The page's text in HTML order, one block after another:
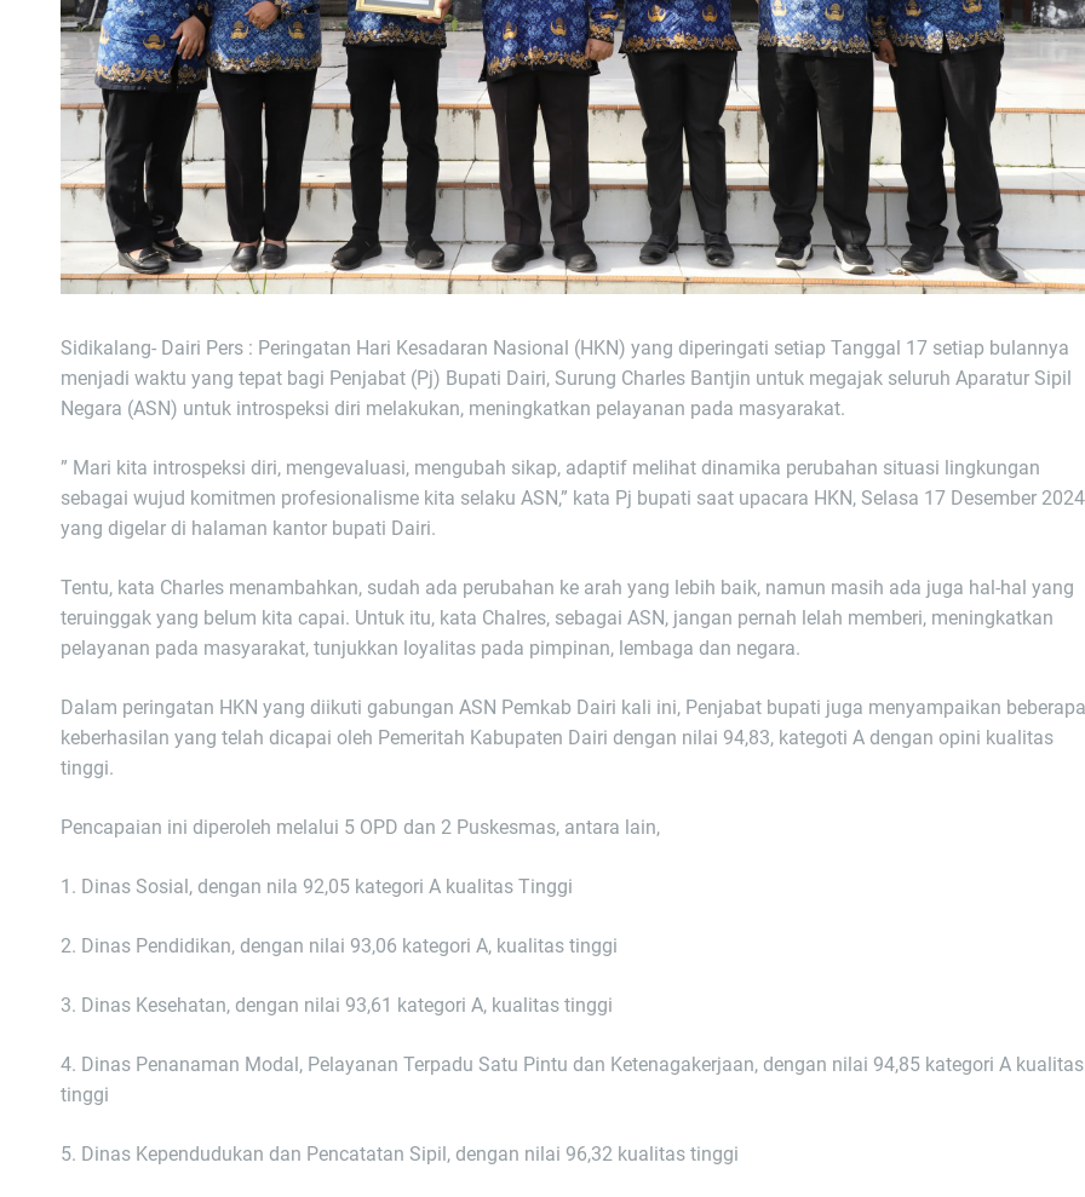
Sidikalang- Dairi Pers : Peringatan Hari Kesadaran Nasional (HKN) yang diperingati setiap Tanggal 17 setiap bulannya
menjadi waktu yang tepat bagi Penjabat (Pj) Bupati Dairi, Surung Charles Bantjin untuk megajak seluruh Aparatur Sipil
Negara (ASN) untuk introspeksi diri melakukan, meningkatkan pelayanan pada masyarakat.
” Mari kita introspeksi diri, mengevaluasi, mengubah sikap, adaptif melihat dinamika perubahan situasi lingkungan
sebagai wujud komitmen profesionalisme kita selaku ASN,” kata Pj bupati saat upacara HKN, Selasa 17 Desember 2024
yang digelar di halaman kantor bupati Dairi.
Tentu, kata Charles menambahkan, sudah ada perubahan ke arah yang lebih baik, namun masih ada juga hal-hal yang
teruinggak yang belum kita capai. Untuk itu, kata Chalres, sebagai ASN, jangan pernah lelah memberi, meningkatkan
pelayanan pada masyarakat, tunjukkan loyalitas pada pimpinan, lembaga dan negara.
Dalam peringatan HKN yang diikuti gabungan ASN Pemkab Dairi kali ini, Penjabat bupati juga menyampaikan beberapa
keberhasilan yang telah dicapai oleh Pemeritah Kabupaten Dairi dengan nilai 94,83, kategoti A dengan opini kualitas
tinggi.
Pencapaian ini diperoleh melalui 5 OPD dan 2 Puskesmas, antara lain,
1. Dinas Sosial, dengan nila 92,05 kategori A kualitas Tinggi
2. Dinas Pendidikan, dengan nilai 93,06 kategori A, kualitas tinggi
3. Dinas Kesehatan, dengan nilai 93,61 kategori A, kualitas tinggi
4. Dinas Penanaman Modal, Pelayanan Terpadu Satu Pintu dan Ketenagakerjaan, dengan nilai 94,85 kategori A kualitas
tinggi
5. Dinas Kependudukan dan Pencatatan Sipil, dengan nilai 96,32 kualitas tinggi